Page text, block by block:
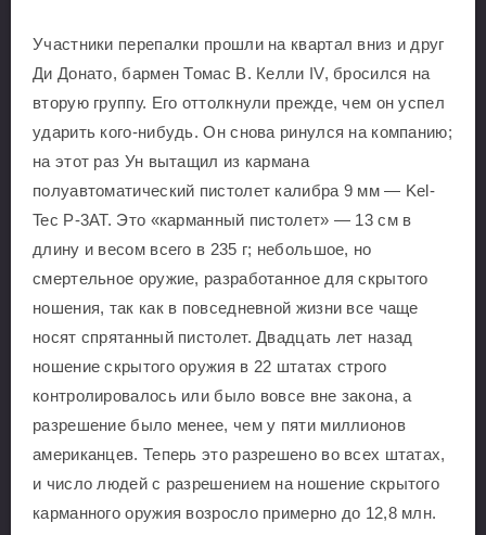
Участники перепалки прошли на квартал вниз и друг
Ди Донато, бармен Томас В. Келли IV, бросился на
вторую группу. Его оттолкнули прежде, чем он успел
ударить кого-нибудь. Он снова ринулся на компанию;
на этот раз Ун вытащил из кармана
полуавтоматический пистолет калибра 9 мм — Kel-
Tec P-3AT. Это «карманный пистолет» — 13 см в
длину и весом всего в 235 г; небольшое, но
смертельное оружие, разработанное для скрытого
ношения, так как в повседневной жизни все чаще
носят спрятанный пистолет. Двадцать лет назад
ношение скрытого оружия в 22 штатах строго
контролировалось или было вовсе вне закона, а
разрешение было менее, чем у пяти миллионов
американцев. Теперь это разрешено во всех штатах,
и число людей с разрешением на ношение скрытого
карманного оружия возросло примерно до 12,8 млн.